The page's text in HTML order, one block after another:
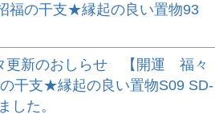
福の干支★縁起の良い置物93
更新のおしらせ 【開運 福々
干支★縁起の良い置物S09 SD-
した。